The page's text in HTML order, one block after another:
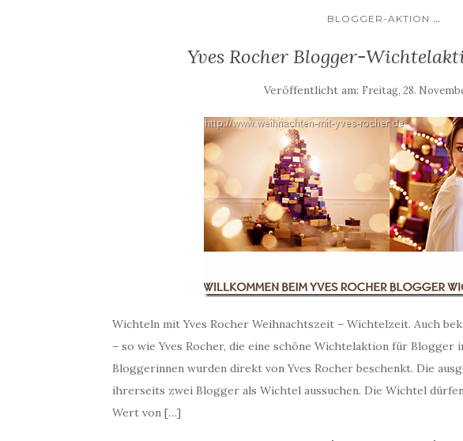
BLOGGER-AKTION ...
Yves Rocher Blogger-
Veröffentlicht am: Freitag, 28.
Wichteln mit Yves Rocher Weihnachtszeit – Wichtelzeit. Auch
– so wie Yves Rocher, die eine schöne Wichtelaktion für Blogger
Bloggerinnen wurden direkt von Yves Rocher beschenkt. Die
ihrerseits zwei Blogger als Wichtel aussuchen. Die Wichtel
Wert von […]